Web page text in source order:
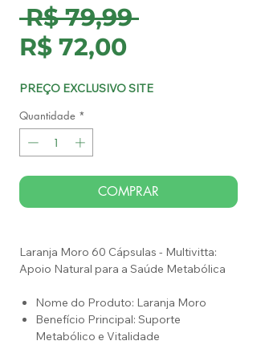
R$ 79,99 Preço
R$ 72,00Preço
PREÇO EXCLUSIVO SITE
Quantidade *
COMPRAR
Laranja Moro 60 Cápsulas - Multivitta:
Apoio Natural para a Saúde Metabólica
Nome do Produto: Laranja Moro
Benefício Principal: Suporte
Metabólico e Vitalidade